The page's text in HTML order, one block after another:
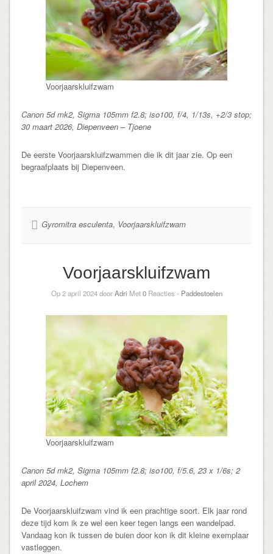
Voorjaarskluifzwam
Canon 5d mk2, Sigma 105mm f2.8; iso100, f/4, 1/13s, +2/3 stop;
30 maart 2026, Diepenveen – Tjoene
De eerste Voorjaarskluifzwammen die ik dit jaar zie. Op een
begraafplaats bij Diepenveen.
Gyromitra esculenta, Voorjaarskluifzwam
Voorjaarskluifzwam
Op 2 april 2024 doorAdri Met0Reacties - Paddestoelen
Voorjaarskluifzwam
Canon 5d mk2, Sigma 105mm f2.8; iso100, f/5.6, 23 x 1/6s; 2
april 2024, Lochem
De Voorjaarskluifzwam vind ik een prachtige soort. Elk jaar rond
deze tijd kom ik ze wel een keer tegen langs een wandelpad.
Vandaag kon ik tussen de buien door kon ik dit kleine exemplaar
vastleggen.